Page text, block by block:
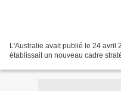
L'Australie avait publié le 24 avril
établissait un nouveau cadre